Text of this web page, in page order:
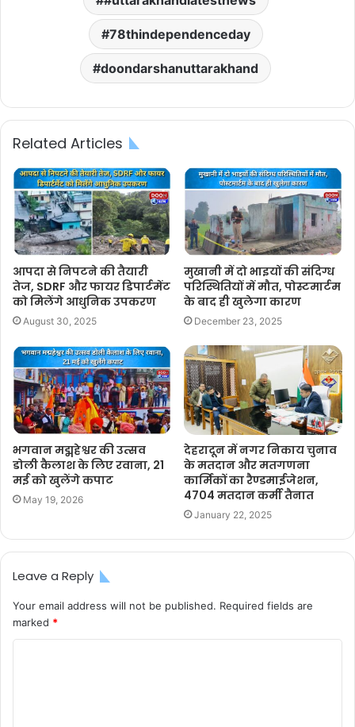
78thindependenceday
doondarshanuttarakhand
Related Articles
आपदा से निपटने की तैयारी
तेज, SDRF और फायर डिपार्टमेंट
को मिलेंगे आधुनिक उपकरण
August 30, 2025
मुखानी में दो भाइयों की संदिग्ध
परिस्थितियों में मौत, पोस्टमार्टम
के बाद ही खुलेगा कारण
December 23, 2025
भगवान मद्महेश्वर की उत्सव
डोली कैलाश के लिए रवाना, 21
मई को खुलेंगे कपाट
May 19, 2026
देहरादून में नगर निकाय चुनाव
के मतदान और मतगणना
कार्मिकों का रैण्डमाईजेशन,
4704 मतदान कर्मी तैनात
January 22, 2025
Leave a Reply
Your email address will not be published. Required fields are
marked *